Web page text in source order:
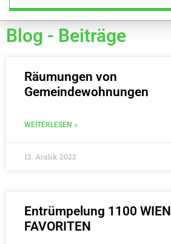
Blog - Beiträge
Räumungen von
Gemeindewohnungen
WEITERLESEN »
12. Aralık 2022
Entrümpelung 1100 WIEN
FAVORITEN